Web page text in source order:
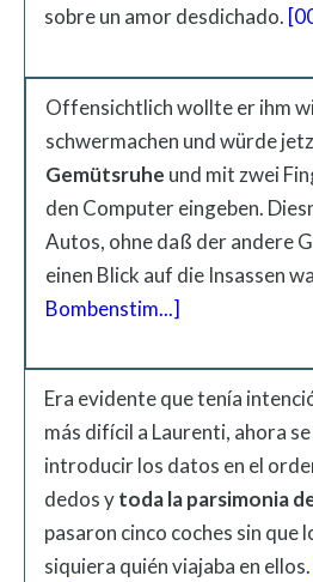
sobre un amor desdichado.
Offensichtlich wollte er ihm
schwermachen und würde
Gemütsruhe und mit zwei
den Computer eingeben.
Autos, ohne daß der andere
einen Blick auf die Insassen
Bombenstim...]
Era evidente que tenía
más difícil a Laurenti, ahora
introducir los datos en el
dedos ytodalaparsimonia
pasaron cinco coches sin que
siquiera quién viajaba en ellos.